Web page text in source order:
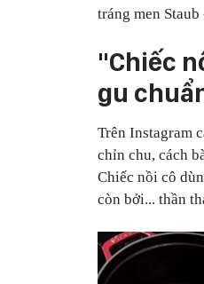
tráng men Staub
"Chiếc
gu
Trên Instagram
chỉn chu, cách
Chiếc nồi cô
còn bởi... thần